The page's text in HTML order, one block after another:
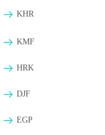
KHR
KMF
HRK
DJF
EGP